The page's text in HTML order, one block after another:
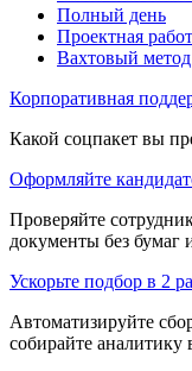
Полный день
Проектная
Вахтовый метод
Корпоративная
Какой соцпакет вы
Оформляйте
Проверяйте
документы без бумаг
Ускорьте подбор в 2
Автоматизируйте
собирайте аналитику